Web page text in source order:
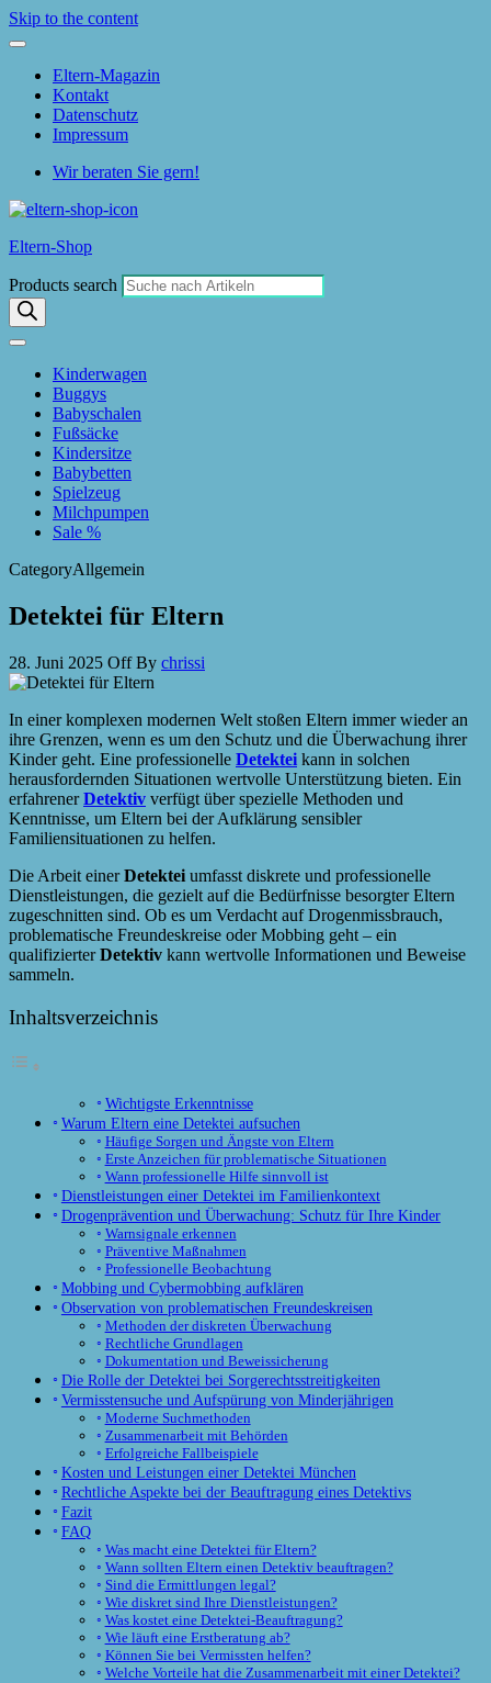
Skip to the content
Eltern-Magazin
Kontakt
Datenschutz
Impressum
Wir beraten Sie gern!
Eltern-Shop
Products search
Kinderwagen
Buggys
Babyschalen
Fußsäcke
Kindersitze
Babybetten
Spielzeug
Milchpumpen
Sale %
CategoryAllgemein
Detektei für Eltern
28. Juni 2025 OffBy chrissi
In einer komplexen modernen Welt stoßen Eltern immer wieder an
ihre Grenzen, wenn es um den Schutz und die Überwachung ihrer
Kinder geht. Eine professionelle Detektei kann in solchen
herausfordernden Situationen wertvolle Unterstützung bieten. Ein
erfahrenerDetektiv verfügt über spezielle Methoden und
Kenntnisse, um Eltern bei der Aufklärung sensibler
Familiensituationen zu helfen.
Die Arbeit einerDetektei umfasst diskrete und professionelle
Dienstleistungen, die gezielt auf die Bedürfnisse besorgter Eltern
zugeschnitten sind. Ob es um Verdacht auf Drogenmissbrauch,
problematische Freundeskreise oder Mobbing geht – ein
qualifizierterDetektiv kann wertvolle Informationen und Beweise
sammeln.
Inhaltsverzeichnis
Wichtigste Erkenntnisse
Warum Eltern eine Detektei aufsuchen
Häufige Sorgen und Ängste von Eltern
Erste Anzeichen für problematische Situationen
Wann professionelle Hilfe sinnvoll ist
Dienstleistungen einer Detektei im Familienkontext
Drogenprävention und Überwachung: Schutz für Ihre Kinder
Warnsignale erkennen
Präventive Maßnahmen
Professionelle Beobachtung
Mobbing und Cybermobbing aufklären
Observation von problematischen Freundeskreisen
Methoden der diskreten Überwachung
Rechtliche Grundlagen
Dokumentation und Beweissicherung
Die Rolle der Detektei bei Sorgerechtsstreitigkeiten
Vermisstensuche und Aufspürung von Minderjährigen
Moderne Suchmethoden
Zusammenarbeit mit Behörden
Erfolgreiche Fallbeispiele
Kosten und Leistungen einer Detektei München
Rechtliche Aspekte bei der Beauftragung eines Detektivs
Fazit
FAQ
Was macht eine Detektei für Eltern?
Wann sollten Eltern einen Detektiv beauftragen?
Sind die Ermittlungen legal?
Wie diskret sind Ihre Dienstleistungen?
Was kostet eine Detektei-Beauftragung?
Wie läuft eine Erstberatung ab?
Können Sie bei Vermissten helfen?
Welche Vorteile hat die Zusammenarbeit mit einer Detektei?